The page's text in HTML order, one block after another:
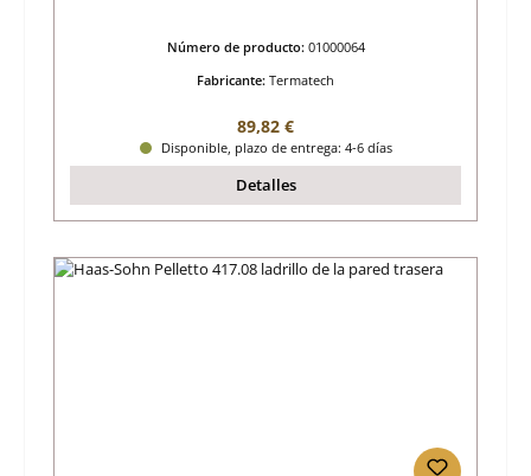
Número de producto: 01000064
Fabricante: Termatech
Precio normal:
89,82 €
Disponible, plazo de entrega: 4-6 días
Detalles